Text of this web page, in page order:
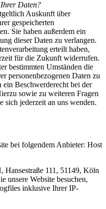
Ihrer Daten?
Auskunft über
gespeicherten
Sie haben außerdem ein
dieser Daten zu verlangen.
erteilt haben,
für die Zukunft widerrufen.
bestimmten Umständen die
personenbezogenen Daten zu
ein Beschwerderecht bei der
sowie zu weiteren Fragen
sich jederzeit an uns wenden.
bei folgendem Anbieter: Host
111, 51149, Köln
unsere Website besuchen,
inklusive Ihrer IP-